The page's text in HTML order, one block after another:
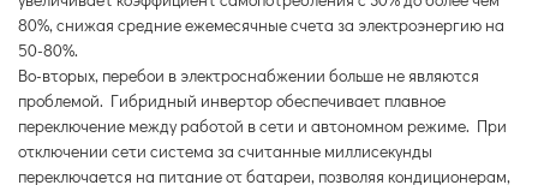
80%, снижая средние ежемесячные счета за электроэнергию на
50-80%.
Во-вторых, перебои в электроснабжении больше не являются
проблемой. Гибридный инвертор обеспечивает плавное
переключение между работой в сети и автономном режиме. При
отключении сети система за считанные миллисекунды
переключается на питание от батареи, позволяя кондиционерам,